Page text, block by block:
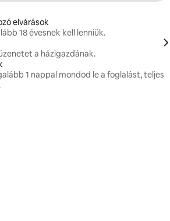
elvárások
18 évesnek kell lenniük.
a házigazdának.
1 nappal mondod le a foglalást, teljes